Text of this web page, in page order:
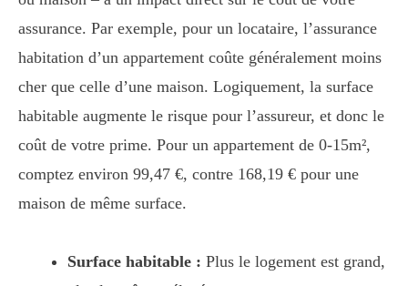
assurance. Par exemple, pour un locataire, l’assurance
habitation d’un appartement coûte généralement moins
cher que celle d’une maison. Logiquement, la surface
habitable augmente le risque pour l’assureur, et donc le
coût de votre prime. Pour un appartement de 0-15m²,
comptez environ 99,47 €, contre 168,19 € pour une
maison de même surface.
Surface habitable : Plus le logement est grand,